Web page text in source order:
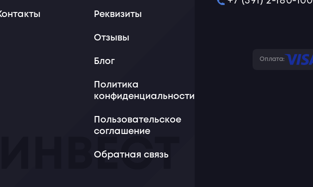
Реквизиты
Отзывы
Блог
Политика
конфиденциальности
Пользовательское
соглашение
Обратная связь
Оплата: